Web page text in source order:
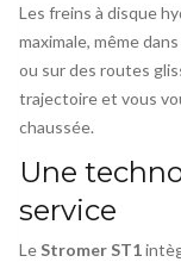
Les freins à disque
maximale, même
ou sur des routes
trajectoire et vous
chaussée.
Une
service
Le Stromer ST1